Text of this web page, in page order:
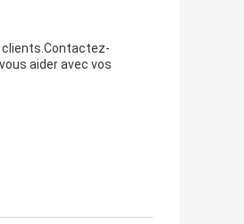
clients.Contactez-
aider avec vos